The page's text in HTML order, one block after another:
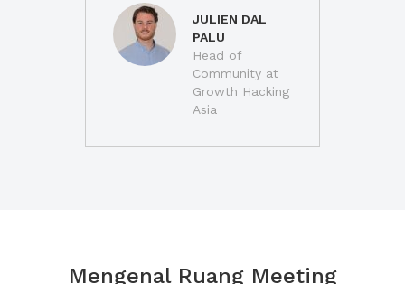
JULIEN DAL
PALU
Head of
Community at
Growth Hacking
Asia
Mengenal Ruang Meeting